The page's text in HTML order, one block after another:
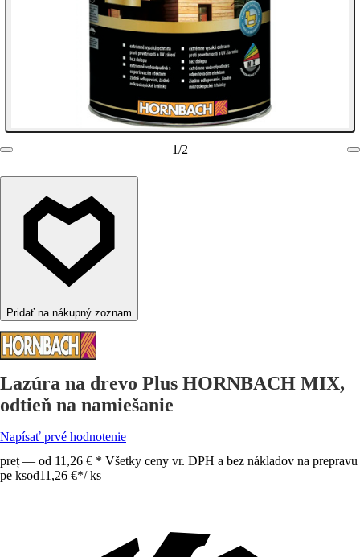
1/2
Pridať na nákupný zoznam
Lazúra na drevo Plus HORNBACH MIX,
odtieň na namiešanie
Napísať prvé hodnotenie
preț — od 11,26 € * Všetky ceny vr. DPH a bez nákladov na prepravu
pe ksod11,26 €*/ ks